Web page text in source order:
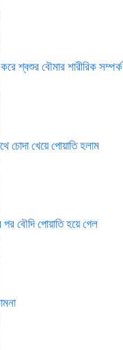
শ্বশুর বৌমার শারীরিক সম্পর্ক
চোদা খেয়ে পোয়াতি হলাম
বৌদি পোয়াতি হয়ে গেল